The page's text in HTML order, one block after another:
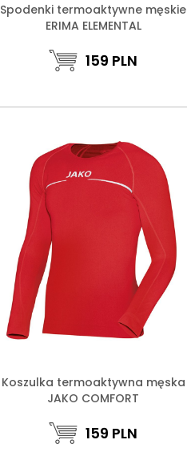
Spodenki termoaktywne męskie
ERIMA ELEMENTAL
159 PLN
Koszulka termoaktywna męska
JAKO COMFORT
159 PLN